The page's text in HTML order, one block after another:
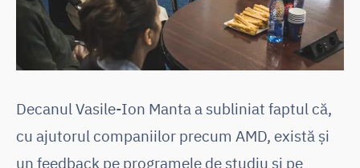
Decanul Vasile-Ion Manta a subliniat faptul că,
cu ajutorul companiilor precum AMD, există și
un feedback pe programele de studiu și pe